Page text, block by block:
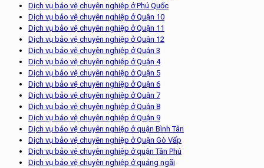
Dịch vụ bảo vệ chuyên nghiệp ở Phú Quốc
Dịch vụ bảo vệ chuyên nghiệp ở Quận 10
Dịch vụ bảo vệ chuyên nghiệp ở Quận 11
Dịch vụ bảo vệ chuyên nghiệp ở Quận 12
Dịch vụ bảo vệ chuyên nghiệp ở Quận 3
Dịch vụ bảo vệ chuyên nghiệp ở Quận 4
Dịch vụ bảo vệ chuyên nghiệp ở Quận 5
Dịch vụ bảo vệ chuyên nghiệp ở Quận 6
Dịch vụ bảo vệ chuyên nghiệp ở Quận 7
Dịch vụ bảo vệ chuyên nghiệp ở Quận 8
Dịch vụ bảo vệ chuyên nghiệp ở Quận 9
Dịch vụ bảo vệ chuyên nghiệp ở quận Bình Tân
Dịch vụ bảo vệ chuyên nghiệp ở Quận Gò Vấp
Dịch vụ bảo vệ chuyên nghiệp ở quận Tân Phú
Dịch vụ bảo vệ chuyên nghiệp ở quảng ngãi